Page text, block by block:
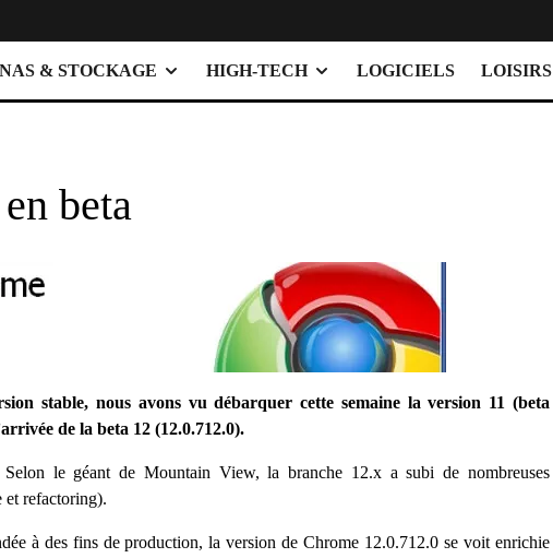
NAS & STOCKAGE HIGH-TECH LOGICIELS LOISIRS
beta
stable, nous avons vu débarquer cette semaine la version 11 (beta
de la beta 12 (12.0.712.0).
le géant de Mountain View, la branche 12.x a subi de nombreuses
et refactoring).
à des fins de production, la version de Chrome 12.0.712.0 se voit enrichie